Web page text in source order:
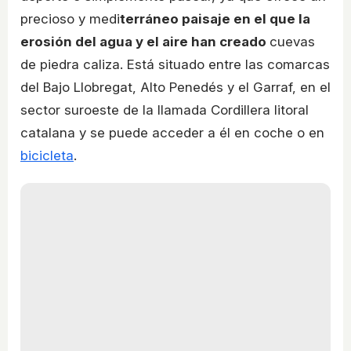
precioso y mediterráneo paisaje en el que la
erosión del agua y el aire han creado cuevas
de piedra caliza. Está situado entre las comarcas
del Bajo Llobregat, Alto Penedés y el Garraf, en el
sector suroeste de la llamada Cordillera litoral
catalana y se puede acceder a él en coche o en
bicicleta.